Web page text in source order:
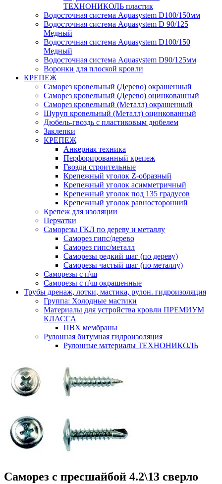
ТЕХНОНИКОЛЬ пластик
Водосточная система Aquasystem D100/150мм
Водосточная система Aquasystem D 90/125
Медный
Водосточная система Aquasystem D100/150
Медный
Водосточная система Aquasystem D90/125мм
Воронки для плоской кровли
КРЕПЕЖ
Саморез кровельный (Дерево) окрашенный
Саморез кровельный (Дерево) оцинкованный
Саморез кровельный (Металл) окрашенный
Шуруп кровельный (Металл) оцинкованный
Дюбель-гвоздь с пластиковым дюбелем
Заклепки
КРЕПЕЖ
Анкерная техника
Перфорированный крепеж
Гвозди строительные
Крепежный уголок Z-образный
Крепежный уголок асимметричный
Крепежный уголок под 135 градусов
Крепежный уголок равносторонний
Крепеж для изоляции
Перчатки
Саморезы ГКЛ по дереву и металлу
Саморез гипс/дерево
Саморез гипс/металл
Саморезы редкий шаг (по дереву)
Саморезы частый шаг (по металлу)
Саморезы с п\ш
Саморезы с п\ш окрашенные
Трубы дренаж, лотки, мастика, рулон. гидроизоляция
Группа: Холодные мастики
Материалы для устройства кровли ПРЕМИУМ
КЛАССА
ПВХ мембраны
Рулонная битумная гидроизоляция
Рулонные материалы ТЕХНОНИКОЛЬ
Саморез с пресшайбой 4.2\13 сверло